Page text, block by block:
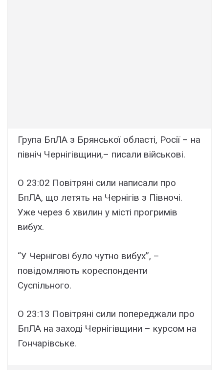
Група БпЛА з Брянської області, Росії – на
північ Чернігівщини,– писали військові.
О 23:02 Повітряні сили написали про
БпЛА, що летять на Чернігів з Півночі.
Уже через 6 хвилин у місті прогримів
вибух.
“У Чернігові було чутно вибух”, –
повідомляють кореспонденти
Суспільного.
О 23:13 Повітряні сили попереджали про
БпЛА на заході Чернігівщини – курсом на
Гончарівське.